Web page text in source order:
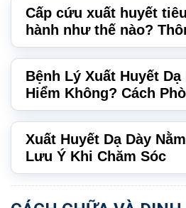
Cấp cứu xuất huyết
hành như thế nào?
Bệnh Lý Xuất Huyết Dạ
Hiểm Không? Cách
Xuất Huyết Dạ Dày
Lưu Ý Khi Chăm Sóc